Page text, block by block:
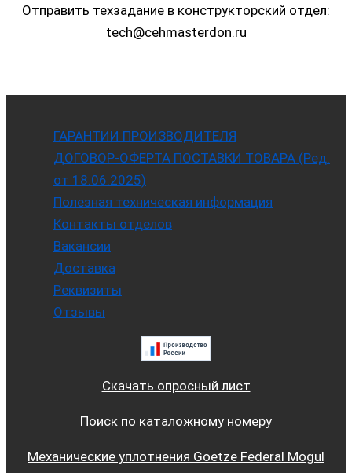
Отправить техзадание в конструкторский отдел:
tech@cehmasterdon.ru
ГАРАНТИИ ПРОИЗВОДИТЕЛЯ
ДОГОВОР-ОФЕРТА ПОСТАВКИ ТОВАРА (Ред.
от 18.06.2025)
Полезная техническая информация
Контакты отделов
Вакансии
Доставка
Реквизиты
Отзывы
Скачать опросный лист
Поиск по каталожному номеру
Механические уплотнения Goetze Federal Mogul